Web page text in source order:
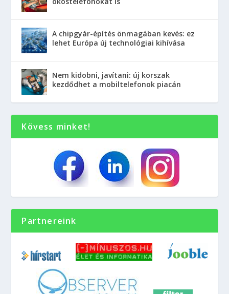
A chipgyár-építés önmagában kevés: ez
lehet Európa új technológiai kihívása
Nem kidobni, javítani: új korszak
kezdődhet a mobiltelefonok piacán
Kövess minket!
Partnereink